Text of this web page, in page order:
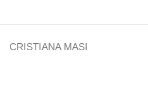
CRISTIANA MASI